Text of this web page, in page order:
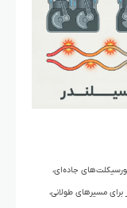
جاده‌ای،
برای مسیرهای طولانی،